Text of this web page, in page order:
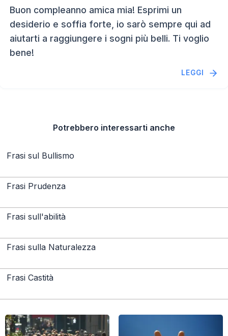
Buon compleanno amica mia! Esprimi un
desiderio e soffia forte, io sarò sempre qui ad
aiutarti a raggiungere i sogni più belli. Ti voglio
bene!
LEGGI
Potrebbero interessarti anche
Frasi sul Bullismo
Frasi Prudenza
Frasi sull'abilità
Frasi sulla Naturalezza
Frasi Castità